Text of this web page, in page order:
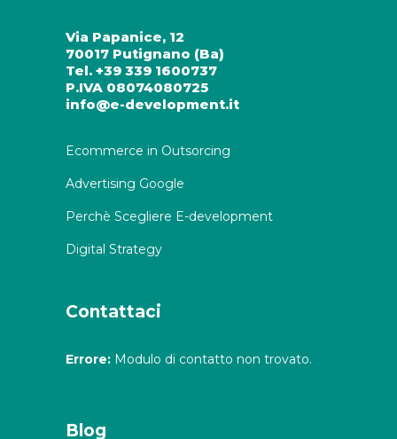
Via Papanice, 12
70017 Putignano (Ba)
Tel. +39 339 1600737
P.IVA 08074080725
info@e-development.it
Ecommerce in Outsorcing
Advertising Google
Perchè Scegliere E-development
Digital Strategy
Contattaci
Errore: Modulo di contatto non trovato.
Blog